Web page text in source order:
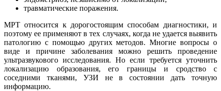
травматические поражения.
МРТ относится к дорогостоящим способам диагностики, и
поэтому ее применяют в тех случаях, когда не удается выявить
патологию с помощью других методов. Многие вопросы о
виде и причине заболевания можно решить проведение
ультразвукового исследования. Но если требуется уточнить
локализацию образования, его границы и сродство с
соседними тканями, УЗИ не в состоянии дать точную
информацию.